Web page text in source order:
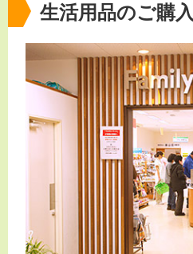
生活用品のご購入